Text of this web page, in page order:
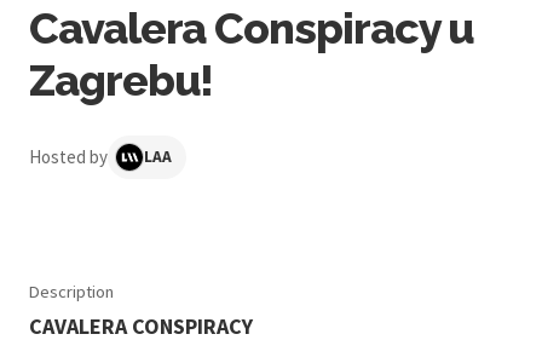
Cavalera Conspiracy u
Zagrebu!
Hosted by LAA
Description
CAVALERA CONSPIRACY